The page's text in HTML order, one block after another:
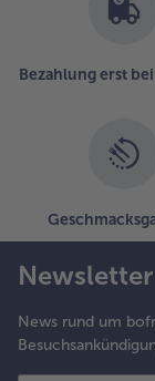
Bezahlung erst
Newsletter
News rund um